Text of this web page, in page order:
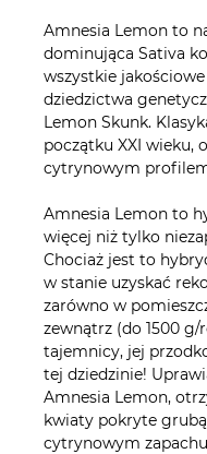
Amnesia Lemon to
dominująca Sativa
wszystkie
dziedzictwa
Lemon Skunk.
początku XXI wieku,
cytrynowym
Amnesia Lemon to
więcej niż tylko
Chociaż jest to
w stanie uzyskać
zarówno w
zewnątrz (do 1500
tajemnicy, jej
tej dziedzinie!
Amnesia Lemon,
kwiaty pokryte
cytrynowym